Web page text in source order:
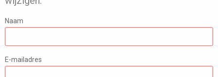
Naam
E-mailadres